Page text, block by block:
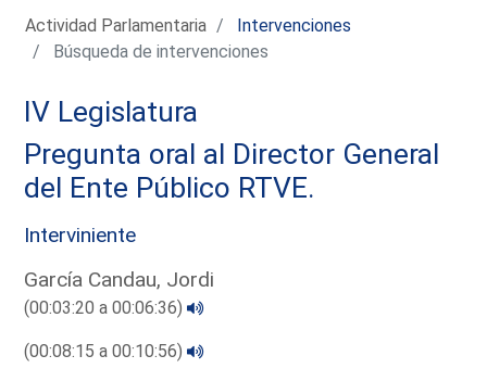
Actividad Parlamentaria
Intervenciones
Búsqueda de intervenciones
IV Legislatura
Pregunta oral al Director General
del Ente Público RTVE.
Interviniente
García Candau, Jordi
(00:03:20 a 00:06:36)
(00:08:15 a 00:10:56)